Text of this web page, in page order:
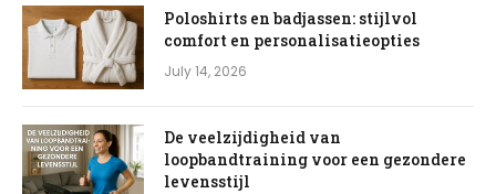
Poloshirts en badjassen: stijlvol
comfort en personalisatieopties
July 14, 2026
De veelzijdigheid van
loopbandtraining voor een gezondere
levensstijl